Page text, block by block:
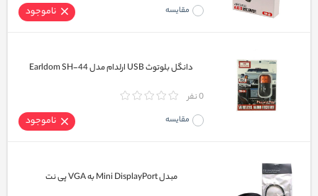
مقایسه ناموجود
دانگل بلوتوث USB ارلدام مدل Earldom SH-44
0 نفر
مقایسه ناموجود
مبدل Mini DisplayPort به VGA پی نت